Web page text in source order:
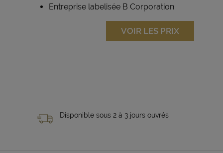
Entreprise labelisée B Corporation
VOIR LES PRIX
Disponible sous 2 à 3 jours ouvrés